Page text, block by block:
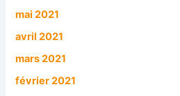
mai 2021
avril 2021
mars 2021
février 2021